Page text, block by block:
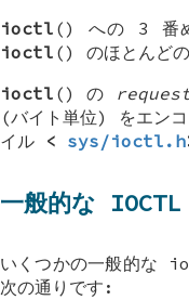
ioctl () への 3 番
ioctl () のほとんど
ioctl () の
(バイト単位) をエン
イル < sys/ioctl.h
一般的な IOCTL
いくつかの一般的な
次の通りです: